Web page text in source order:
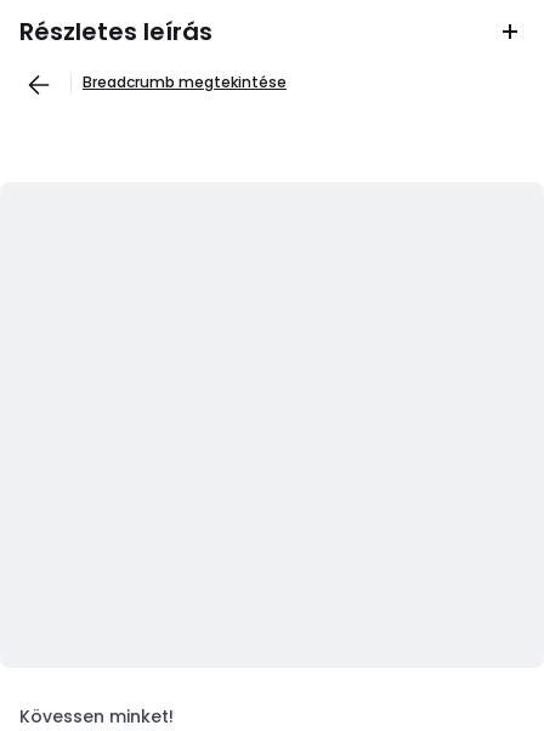
Részletes leírás
Breadcrumb megtekintése
Kövessen minket!